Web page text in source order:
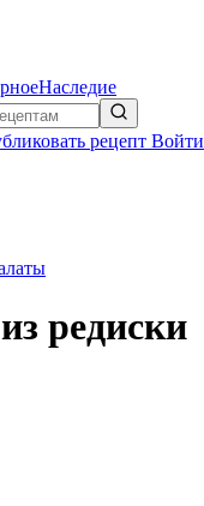
Наследие
рецепт Войти
редиски